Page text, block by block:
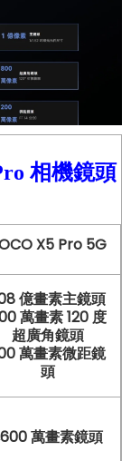
相機鏡頭
X5 Pro 5G
億畫素主鏡頭
萬畫素 120 度
超廣角鏡頭
萬畫素微距鏡
頭
萬畫素鏡頭